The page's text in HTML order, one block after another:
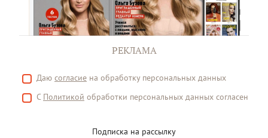
РЕКЛАМА
Даю согласие на обработку персональных данных
С Политикой обработки персональных данных согласен
Подписка на рассылку